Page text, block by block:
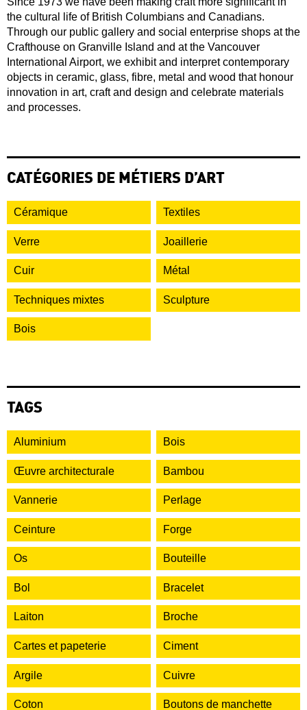
the cultural life of British Columbians and Canadians.
Through our public gallery and social enterprise shops at the
Crafthouse on Granville Island and at the Vancouver
International Airport, we exhibit and interpret contemporary
objects in ceramic, glass, fibre, metal and wood that honour
innovation in art, craft and design and celebrate materials
and processes.
CATÉGORIES DE MÉTIERS D’ART
Céramique Textiles
Verre Joaillerie
Cuir Métal
Techniques mixtes Sculpture
Bois
TAGS
Aluminium Bois
Œuvre architecturale Bambou
Vannerie Perlage
Ceinture Forge
Os Bouteille
Bol Bracelet
Laiton Broche
Cartes et papeterie Ciment
Argile Cuivre
Coton Boutons de manchette